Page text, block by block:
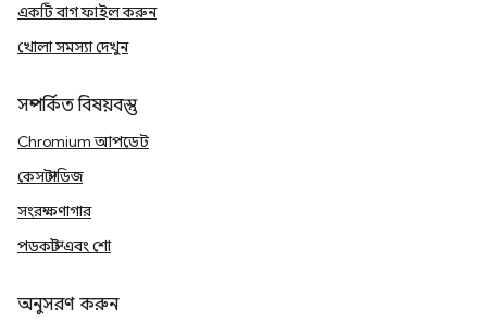
একটি বাগ ফাইল করুন
খোলা সমস্যা দেখুন
সম্পর্কিত বিষয়বস্তু
Chromium আপডেট
কেস স্টাডিজ
সংরক্ষণাগার
পডকাস্ট এবং শো
অনুসরণ করুন